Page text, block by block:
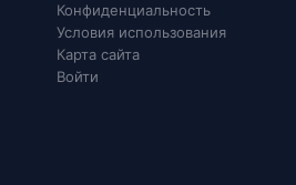
Конфиденциальность
Условия использования
Карта сайта
Войти